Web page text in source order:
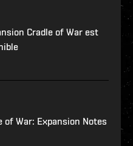
Cradle of War est
of War: Expansion Notes